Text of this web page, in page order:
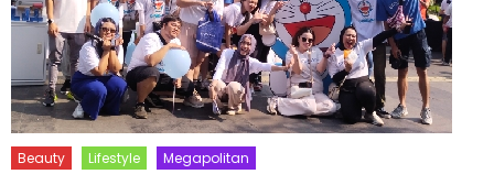
Beauty Lifestyle Megapolitan